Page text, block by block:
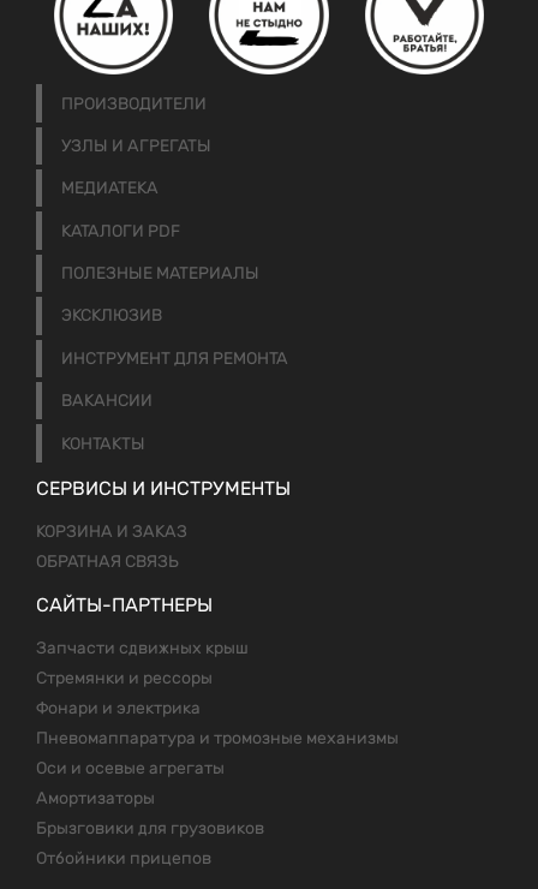
ПРОИЗВОДИТЕЛИ
УЗЛЫ И АГРЕГАТЫ
МЕДИАТЕКА
КАТАЛОГИ PDF
ПОЛЕЗНЫЕ МАТЕРИАЛЫ
ЭКСКЛЮЗИВ
ИНСТРУМЕНТ ДЛЯ РЕМОНТА
ВАКАНСИИ
КОНТАКТЫ
СЕРВИСЫ И ИНСТРУМЕНТЫ
КОРЗИНА И ЗАКАЗ
ОБРАТНАЯ СВЯЗЬ
САЙТЫ-ПАРТНЕРЫ
Запчасти сдвижных крыш
Стремянки и рессоры
Фонари и электрика
Пневомаппаратура и тромозные механизмы
Оси и осевые агрегаты
Амортизаторы
Брызговики для грузовиков
Отбойники прицепов